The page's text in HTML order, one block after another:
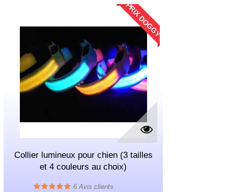
PRIX DOGGY
Collier lumineux pour chien (3 tailles
et 4 couleurs au choix)
6 Avis clients